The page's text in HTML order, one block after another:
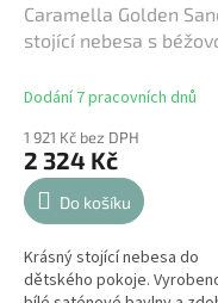
Caramella Golden
stojící nebesa s
Dodání 7 pracovních dnů
1 921 Kč bez DPH
2 324 Kč
Do košíku
Krásný stojící nebesa do
dětského pokoje.